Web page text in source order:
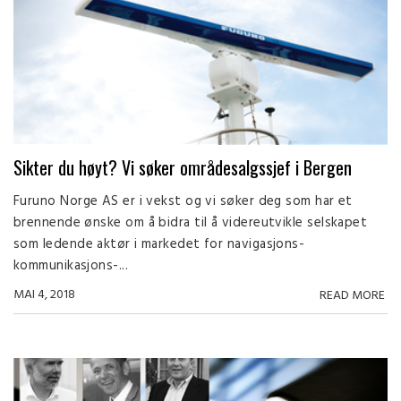
Sikter du høyt? Vi søker områdesalgssjef i Bergen
Furuno Norge AS er i vekst og vi søker deg som har et
brennende ønske om å bidra til å videreutvikle selskapet
som ledende aktør i markedet for navigasjons-
kommunikasjons-...
MAI 4, 2018 READ MORE